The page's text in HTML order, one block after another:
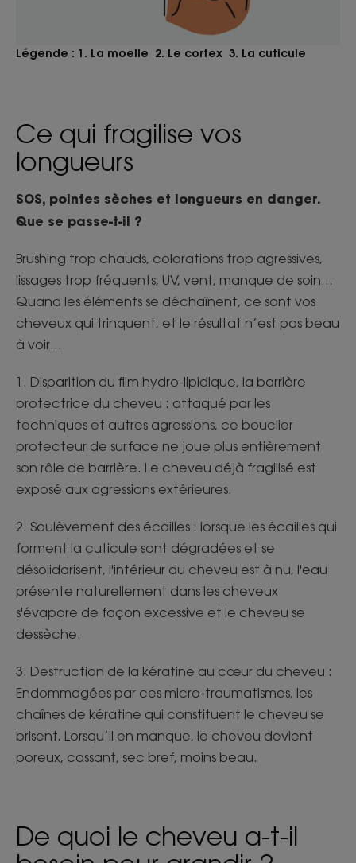
Légende : 1. La moelle 2. Le cortex 3. La cuticule
Ce qui fragilise vos
longueurs
SOS, pointes sèches et longueurs en danger.
Que se passe-t-il ?
Brushing trop chauds, colorations trop agressives,
lissages trop fréquents, UV, vent, manque de soin…
Quand les éléments se déchaînent, ce sont vos
cheveux qui trinquent, et le résultat n’est pas beau
à voir…
1. Disparition du film hydro-lipidique, la barrière
protectrice du cheveu : attaqué par les
techniques et autres agressions, ce bouclier
protecteur de surface ne joue plus entièrement
son rôle de barrière. Le cheveu déjà fragilisé est
exposé aux agressions extérieures.
2. Soulèvement des écailles : lorsque les écailles qui
forment la cuticule sont dégradées et se
désolidarisent, l'intérieur du cheveu est à nu, l'eau
présente naturellement dans les cheveux
s'évapore de façon excessive et le cheveu se
dessèche.
3. Destruction de la kératine au cœur du cheveu :
Endommagées par ces micro-traumatismes, les
chaînes de kératine qui constituent le cheveu se
brisent. Lorsqu’il en manque, le cheveu devient
poreux, cassant, sec bref, moins beau.
De quoi le cheveu a-t-il